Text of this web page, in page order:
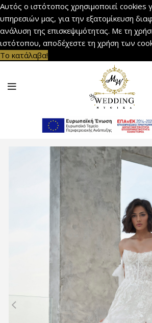
Αυτός ο ιστότοπος χρησιμοποιεί cookies
υπηρεσιών μας, για την εξατομίκευση
ανάλυση της επισκεψιμότητας. Με τη
ιστότοπου, αποδέχεστε τη χρήση των
Το κατάλαβα!